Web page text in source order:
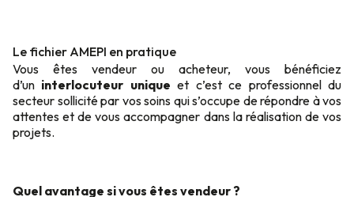
Le fichier AMEPI en pratique
Vous êtes vendeur ou acheteur, vous bénéficiez
d’un interlocuteur unique et c’est ce professionnel du
secteur sollicité par vos soins qui s’occupe de répondre à vos
attentes et de vous accompagner dans la réalisation de vos
projets.
Quel avantage si vous êtes vendeur ?